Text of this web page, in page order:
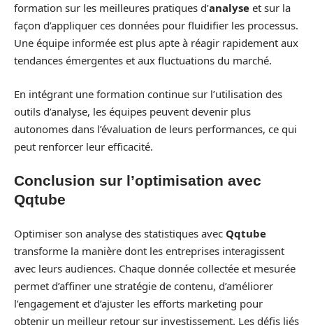
formation sur les meilleures pratiques d’analyse et sur la
façon d’appliquer ces données pour fluidifier les processus.
Une équipe informée est plus apte à réagir rapidement aux
tendances émergentes et aux fluctuations du marché.
En intégrant une formation continue sur l’utilisation des
outils d’analyse, les équipes peuvent devenir plus
autonomes dans l’évaluation de leurs performances, ce qui
peut renforcer leur efficacité.
Conclusion sur l’optimisation avec
Qqtube
Optimiser son analyse des statistiques avec Qqtube
transforme la manière dont les entreprises interagissent
avec leurs audiences. Chaque donnée collectée et mesurée
permet d’affiner une stratégie de contenu, d’améliorer
l’engagement et d’ajuster les efforts marketing pour
obtenir un meilleur retour sur investissement. Les défis liés